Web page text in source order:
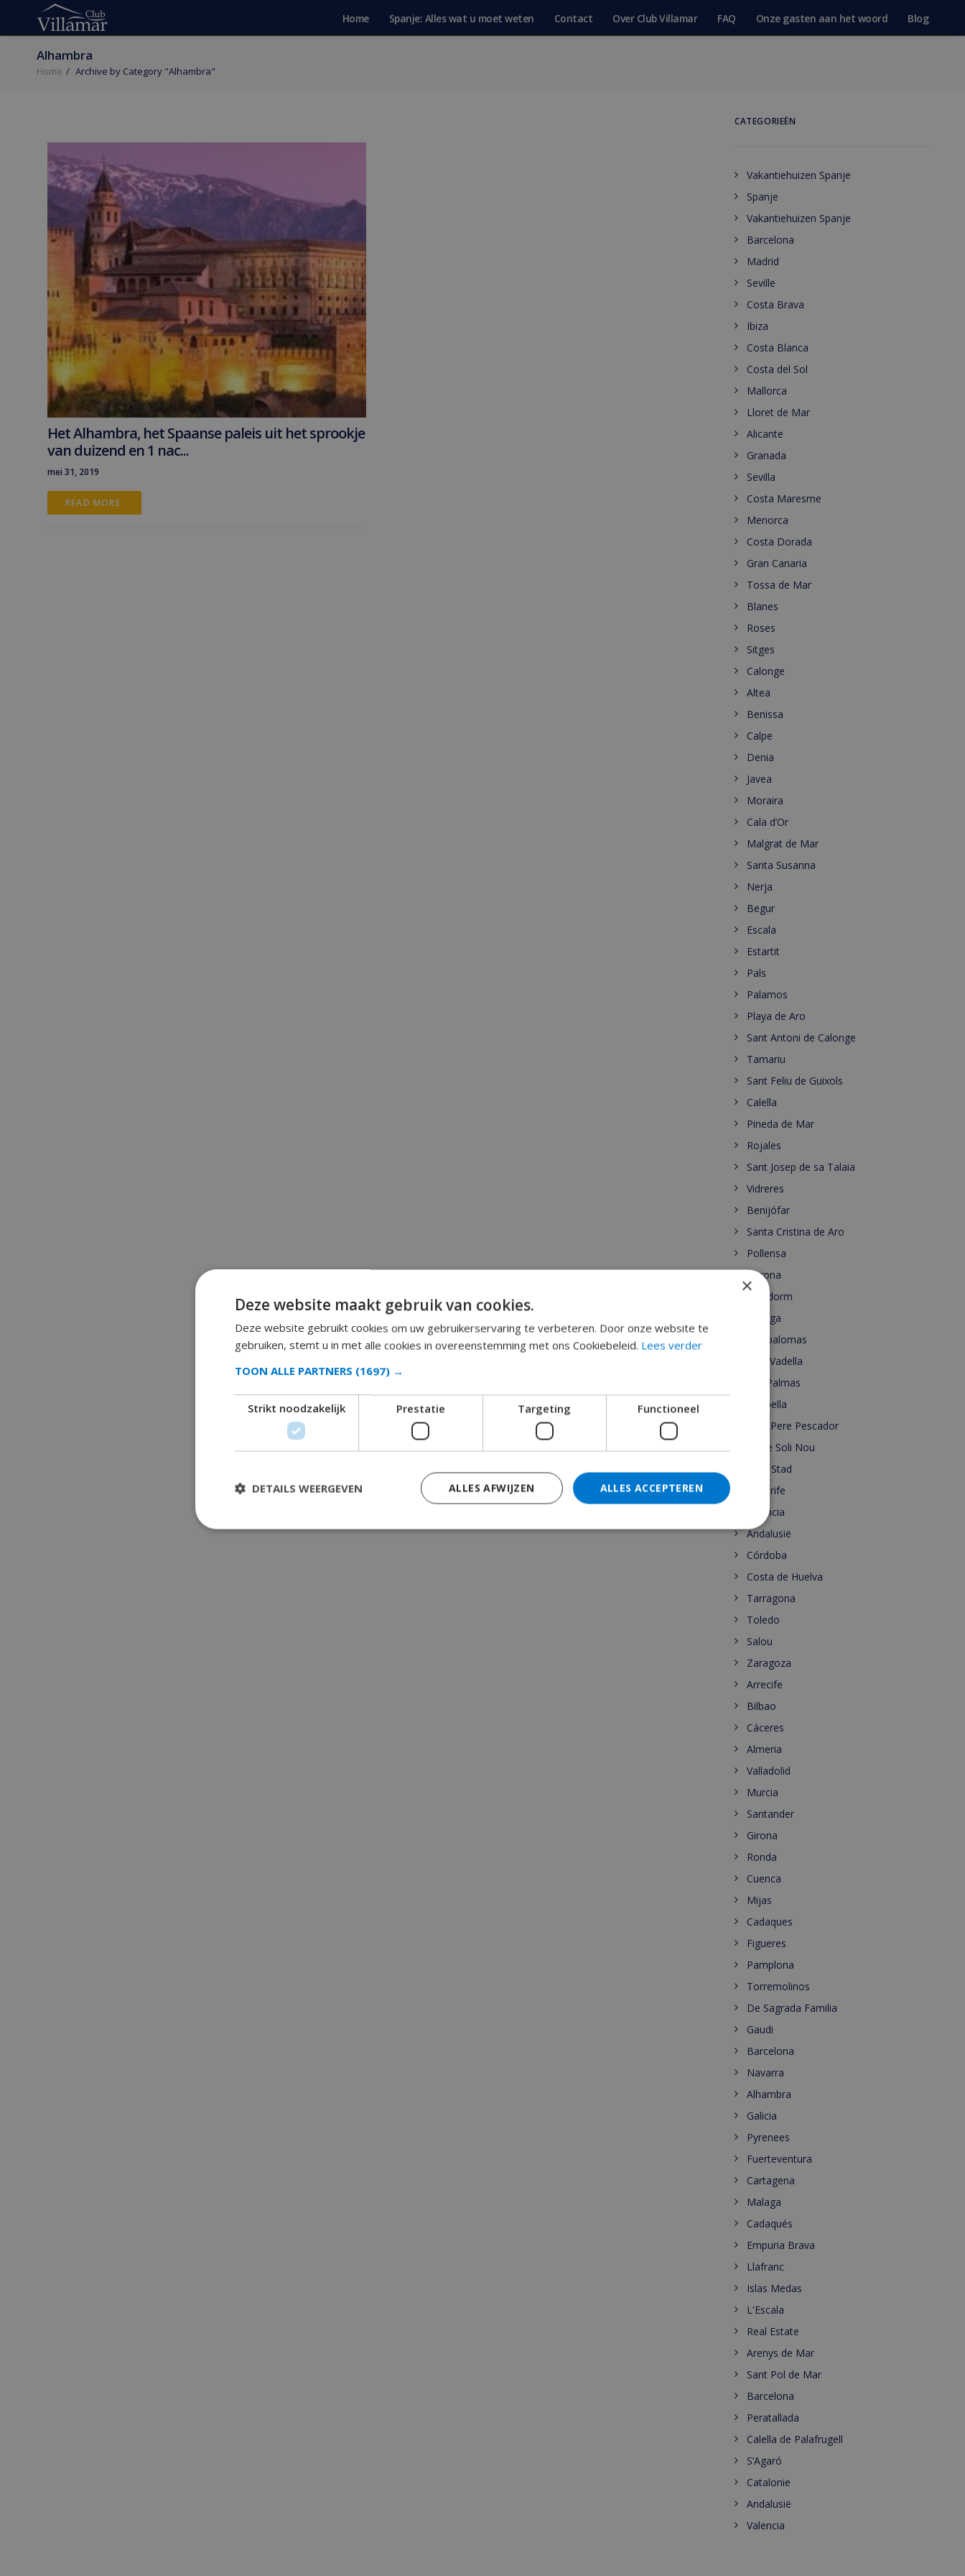
Home Spanje: Alles wat u moet weten Contact Over Club Villamar FAQ Onze gasten aan het woord Blog
Alhambra
Home Archive by Category "Alhambra"
Het Alhambra, het Spaanse paleis uit het sprookje
van duizend en 1 nac...
mei 31, 2019
READ MORE
CATEGORIEËN
Vakantiehuizen Spanje
Spanje
Vakantiehuizen Spanje
Barcelona
Madrid
Seville
Costa Brava
Ibiza
Costa Blanca
Costa del Sol
Mallorca
Lloret de Mar
Alicante
Granada
Sevilla
Costa Maresme
Menorca
Costa Dorada
Gran Canaria
Tossa de Mar
Blanes
Roses
Sitges
Calonge
Altea
Benissa
Calpe
Denia
Javea
Moraira
Cala d’Or
Malgrat de Mar
Santa Susanna
Nerja
Begur
Escala
Estartit
Pals
Palamos
Playa de Aro
Sant Antoni de Calonge
Tamariu
Sant Feliu de Guixols
Calella
Pineda de Mar
Rojales
Sant Josep de sa Talaia
Vidreres
Benijófar
Santa Cristina de Aro
Pollensa
Gerona
Benidorm
Malaga
Maspalomas
Cala Vadella
Las Palmas
Marbella
Sant Pere Pescador
Torre Soli Nou
Ibiza Stad
Tenerife
Valencia
Andalusië
Córdoba
Costa de Huelva
Tarragona
Toledo
Salou
Zaragoza
Arrecife
Bilbao
Cáceres
Almeria
Valladolid
Murcia
Santander
Girona
Ronda
Cuenca
Mijas
Cadaques
Figueres
Pamplona
Torremolinos
De Sagrada Familia
Gaudi
Barcelona
Navarra
Alhambra
Galicia
Pyrenees
Fuerteventura
Cartagena
Malaga
Cadaqués
Empuria Brava
Llafranc
Islas Medas
L'Escala
Real Estate
Arenys de Mar
Sant Pol de Mar
Barcelona
Peratallada
Calella de Palafrugell
S’Agaró
Catalonie
Andalusië
Valencia
×
Deze website maakt gebruik van cookies.
Deze website gebruikt cookies om uw gebruikerservaring te verbeteren. Door onze website te
gebruiken, stemt u in met alle cookies in overeenstemming met ons Cookiebeleid. Lees verder
TOON ALLE PARTNERS (1697) →
Strikt noodzakelijk Prestatie Targeting Functioneel
ALLES ACCEPTEREN
ALLES AFWIJZEN
DETAILS WEERGEVEN